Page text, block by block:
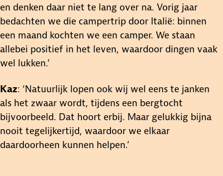
en denken daar niet te lang over na. Vorig jaar
bedachten we die campertrip door Italië: binnen
een maand kochten we een camper. We staan
allebei positief in het leven, waardoor dingen vaak
wel lukken.’
Kaz: ‘Natuurlijk lopen ook wij wel eens te janken
als het zwaar wordt, tijdens een bergtocht
bijvoorbeeld. Dat hoort erbij. Maar gelukkig bijna
nooit tegelijkertijd, waardoor we elkaar
daardoorheen kunnen helpen.’